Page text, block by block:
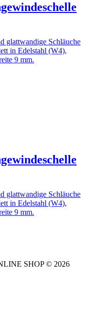
glattwandige Schläuche
in Edelstahl (W4),
9 mm.
glattwandige Schläuche
in Edelstahl (W4),
9 mm.
SHOP © 2026